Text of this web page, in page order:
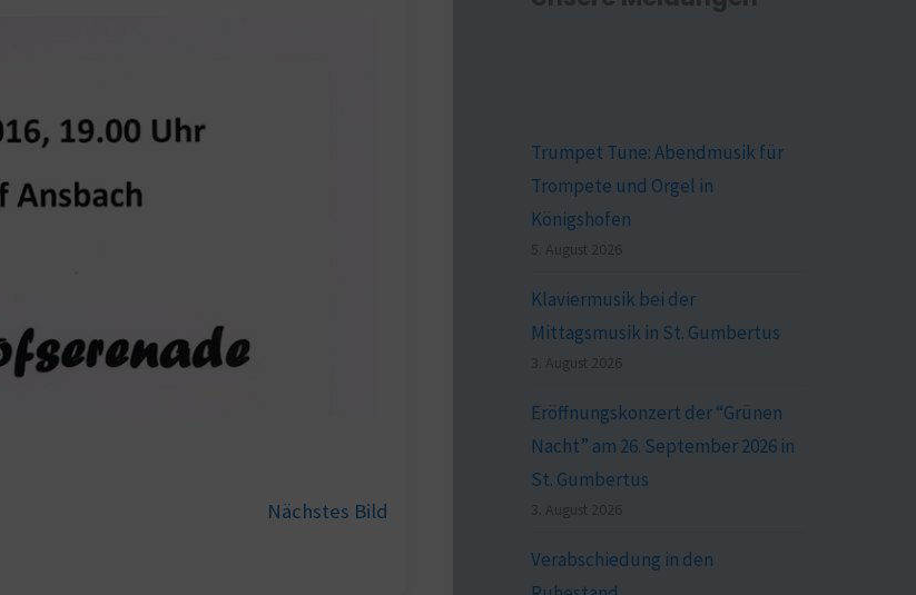
Nächstes Bild
Trumpet Tune: Abendmusik für
Trompete und Orgel in
Königshofen
5. August 2026
Klaviermusik bei der
Mittagsmusik in St. Gumbertus
3. August 2026
Eröffnungskonzert der “Grünen
Nacht” am 26. September 2026 in
St. Gumbertus
3. August 2026
Verabschiedung in den